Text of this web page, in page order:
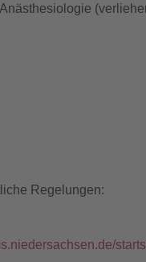
Regelungen: